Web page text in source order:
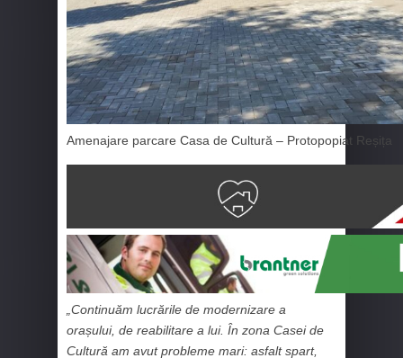
Amenajare parcare Casa de Cultură – Protopopiat Reșița
„Continuăm lucrările de modernizare a
orașului, de reabilitare a lui. În zona Casei de
Cultură am avut probleme mari: asfalt spart,